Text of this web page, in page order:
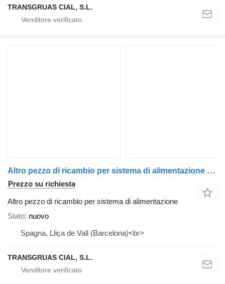
TRANSGRUAS CIAL, S.L.
Altro pezzo di ricambio per sistema di alimentazione Muelle gas L=600 (Ref. 349023) per gru per autocarro Transgruas
Prezzo su richiesta
Altro pezzo di ricambio per sistema di alimentazione
Stato nuovo
Spagna, Lliça de Vall (Barcelona)<br>
TRANSGRUAS CIAL, S.L.